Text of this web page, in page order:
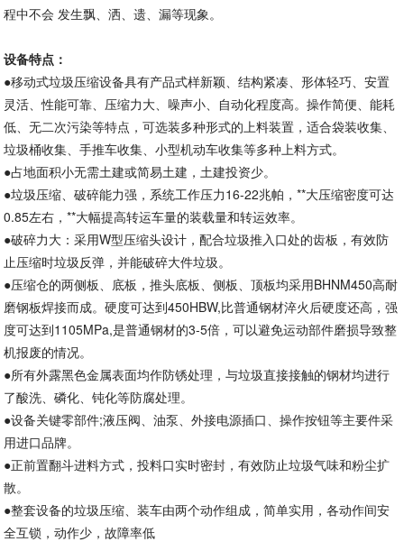
程中不会 发生飘、洒、遗、漏等现象。
设备特点：
●移动式垃圾压缩设备具有产品式样新颖、结构紧凑、形体轻巧、安置
灵活、性能可靠、压缩力大、噪声小、自动化程度高。操作简便、能耗
低、无二次污染等特点，可选装多种形式的上料装置，适合袋装收集、
垃圾桶收集、手推车收集、小型机动车收集等多种上料方式。
●占地面积小无需土建或简易土建，土建投资少。
●垃圾压缩、破碎能力强，系统工作压力16-22兆帕，**大压缩密度可达
0.85左右，**大幅提高转运车量的装载量和转运效率。
●破碎力大：采用W型压缩头设计，配合垃圾推入口处的齿板，有效防
止压缩时垃圾反弹，并能破碎大件垃圾。
●压缩仓的两侧板、底板，推头底板、侧板、顶板均采用BHNM450高耐
磨钢板焊接而成。硬度可达到450HBW,比普通钢材淬火后硬度还高，强
度可达到1105MPa,是普通钢材的3-5倍，可以避免运动部件磨损导致整
机报废的情况。
●所有外露黑色金属表面均作防锈处理，与垃圾直接接触的钢材均进行
了酸洗、磷化、钝化等防腐处理。
●设备关键零部件;液压阀、油泵、外接电源插口、操作按钮等主要件采
用进口品牌。
●正前置翻斗进料方式，投料口实时密封，有效防止垃圾气味和粉尘扩
散。
●整套设备的垃圾压缩、装车由两个动作组成，简单实用，各动作间安
全互锁，动作少，故障率低